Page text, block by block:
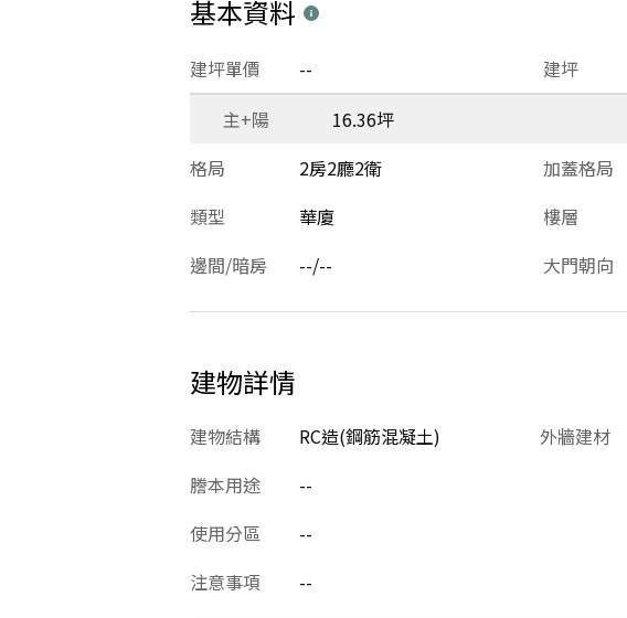
基本資料
建坪
建坪單價 --
主+陽
16.36坪
格局
2房2廳2衛 加蓋格局
類型
華廈 樓層
邊間/暗房
--/-- 大門朝向
建物詳情
建物結構 RC造(鋼筋混凝土) 外牆建材
謄本用途
--
使用分區
--
注意事項
--